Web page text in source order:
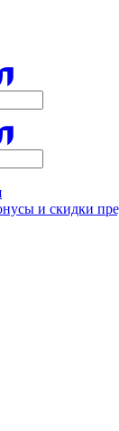
и скидки